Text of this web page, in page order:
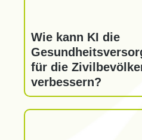
Wie kann KI die
für die
verbessern?